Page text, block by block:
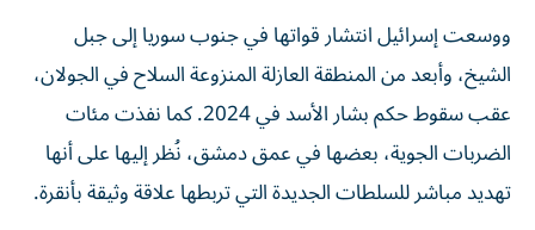
ووسعت إسرائيل انتشار قواتها في جنوب سوريا إلى جبل
الشيخ، وأبعد من المنطقة العازلة المنزوعة السلاح في الجولان،
عقب سقوط حكم بشار الأسد في 2024. كما نفذت مئات
الضربات الجوية، بعضها في عمق دمشق، نُظر إليها على أنها
تهديد مباشر للسلطات الجديدة التي تربطها علاقة وثيقة بأنقرة.